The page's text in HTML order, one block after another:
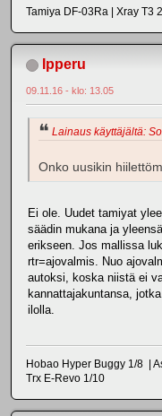
Tamiya DF-03Ra | Xray T3
Ipperu
09.11.16 - klo: 13.05
Lainaus käyttäjältä:
Onko uusikin
Ei ole. Uudet tamiyat
säädin mukana ja
erikseen. Jos mallissa
rtr=ajovalmis. Nuo
autoksi, koska niistä ei
kannattajakuntansa,
ilolla.
Hobao Hyper Buggy 1/8 |
Trx E-Revo 1/10